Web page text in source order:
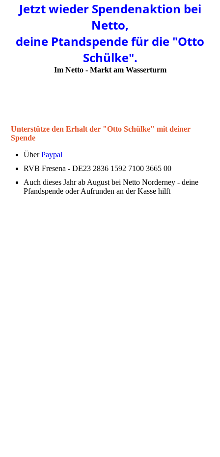
Jetzt wieder Spendenaktion bei
Netto,
deine Ptandspende für die "Otto
Schülke".
Im Netto - Markt am Wasserturm
Unterstütze den Erhalt der "Otto Schülke" mit deiner
Spende
ÜberPaypal
RVB Fresena - DE23 2836 1592 7100 3665 00
Auch dieses Jahr ab August bei Netto Norderney - deine
Pfandspende oder Aufrunden an der Kasse hilft